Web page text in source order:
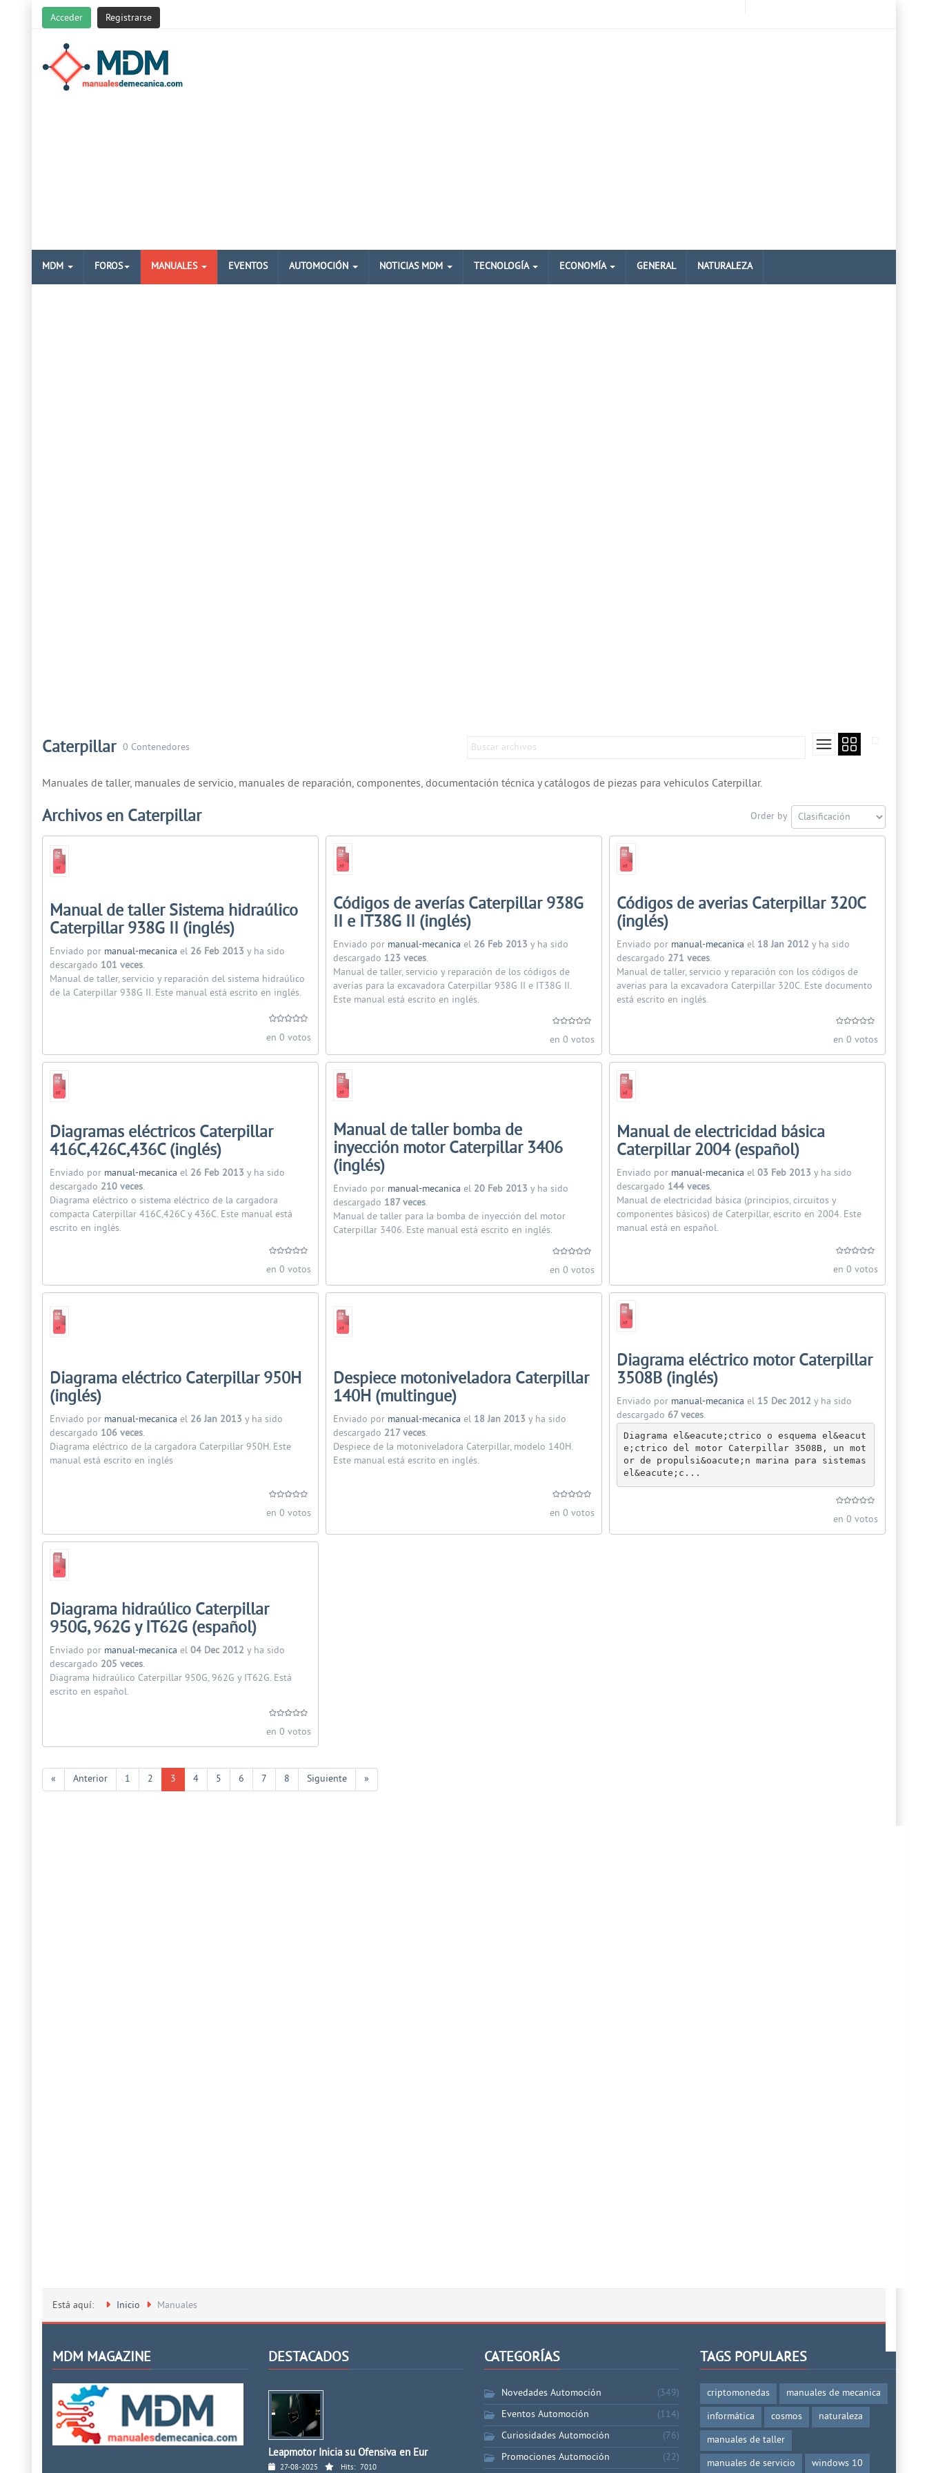
Acceder Registrarse
MDM FOROS MANUALES EVENTOS AUTOMOCIÓN NOTICIAS MDM TECNOLOGÍA ECONOMÍA GENERAL NATURALEZA
Caterpillar 0 Contenedores
Manuales de taller, manuales de servicio, manuales de reparación, componentes, documentación técnica y catálogos de piezas para vehiculos Caterpillar.
Archivos en Caterpillar Order by
Manual de taller Sistema hidraúlico
Caterpillar 938G II (inglés)
Enviado por manual-mecanica el 26 Feb 2013 y ha sido
descargado 101 veces.
Manual de taller, servicio y reparación del sistema hidraúlico
de la Caterpillar 938G II. Este manual está escrito en inglés.
en 0 votos
Códigos de averías Caterpillar 938G
II e IT38G II (inglés)
Enviado por manual-mecanica el 26 Feb 2013 y ha sido
descargado 123 veces.
Manual de taller, servicio y reparación de los códigos de
averías para la excavadora Caterpillar 938G II e IT38G II.
Este manual está escrito en inglés.
en 0 votos
Códigos de averias Caterpillar 320C
(inglés)
Enviado por manual-mecanica el 18 Jan 2012 y ha sido
descargado 271 veces.
Manual de taller, servicio y reparación con los códigos de
averias para la excavadora Caterpillar 320C. Este documento
está escrito en inglés.
en 0 votos
Diagramas eléctricos Caterpillar
416C,426C,436C (inglés)
Enviado por manual-mecanica el 26 Feb 2013 y ha sido
descargado 210 veces.
Diagrama eléctrico o sistema eléctrico de la cargadora
compacta Caterpillar 416C,426C y 436C. Este manual está
escrito en inglés.
en 0 votos
Manual de taller bomba de
inyección motor Caterpillar 3406
(inglés)
Enviado por manual-mecanica el 20 Feb 2013 y ha sido
descargado 187 veces.
Manual de taller para la bomba de inyección del motor
Caterpillar 3406. Este manual está escrito en inglés.
en 0 votos
Manual de electricidad básica
Caterpillar 2004 (español)
Enviado por manual-mecanica el 03 Feb 2013 y ha sido
descargado 144 veces.
Manual de electricidad básica (principios, circuitos y
componentes básicos) de Caterpillar, escrito en 2004. Este
manual está en español.
en 0 votos
Diagrama eléctrico Caterpillar 950H
(inglés)
Enviado por manual-mecanica el 26 Jan 2013 y ha sido
descargado 106 veces.
Diagrama eléctrico de la cargadora Caterpillar 950H. Este
manual está escrito en inglés
en 0 votos
Despiece motoniveladora Caterpillar
140H (multingue)
Enviado por manual-mecanica el 18 Jan 2013 y ha sido
descargado 217 veces.
Despiece de la motoniveladora Caterpillar, modelo 140H.
Este manual está escrito en inglés.
en 0 votos
Diagrama eléctrico motor Caterpillar
3508B (inglés)
Enviado por manual-mecanica el 15 Dec 2012 y ha sido
descargado 67 veces.
Diagrama el&eacute;ctrico o esquema el&eacut
e;ctrico del motor Caterpillar 3508B, un mot
or de propulsi&oacute;n marina para sistemas
el&eacute;c...
en 0 votos
Diagrama hidraúlico Caterpillar
950G, 962G y IT62G (español)
Enviado por manual-mecanica el 04 Dec 2012 y ha sido
descargado 205 veces.
Diagrama hidraúlico Caterpillar 950G, 962G y IT62G. Está
escrito en español.
en 0 votos
« Anterior 1 2 3 4 5 6 7 8 Siguiente »
Está aquí: Inicio Manuales
MDM MAGAZINE DESTACADOS
Leapmotor Inicia su Ofensiva en Eur
27-08-2025 Hits: 7010
CATEGORÍAS
Novedades Automoción
(349)
Eventos Automoción
(114)
Curiosidades Automoción
(76)
Promociones Automoción
(22)
TAGS POPULARES
criptomonedas
manuales de mecanica
informática
cosmos
naturaleza
manuales de taller
manuales de servicio
windows 10